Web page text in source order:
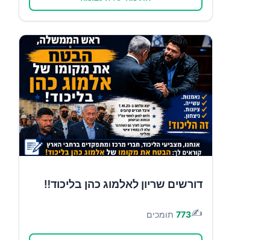
דורשים שריון לאלמוג כהן בליכוד‼️
✍️
773 תומכים